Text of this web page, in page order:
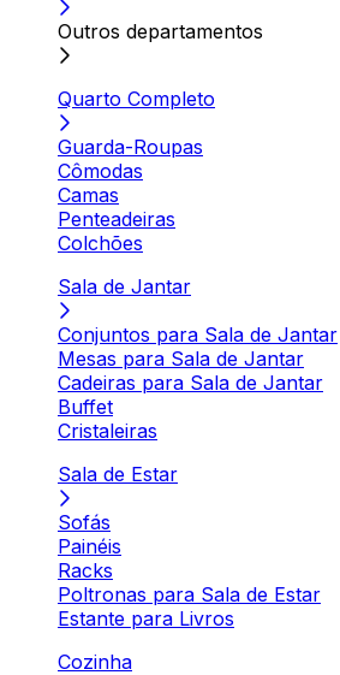
Outros departamentos
Quarto Completo
Guarda-Roupas
Cômodas
Camas
Penteadeiras
Colchões
Sala de Jantar
Conjuntos para Sala de Jantar
Mesas para Sala de Jantar
Cadeiras para Sala de Jantar
Buffet
Cristaleiras
Sala de Estar
Sofás
Painéis
Racks
Poltronas para Sala de Estar
Estante para Livros
Cozinha